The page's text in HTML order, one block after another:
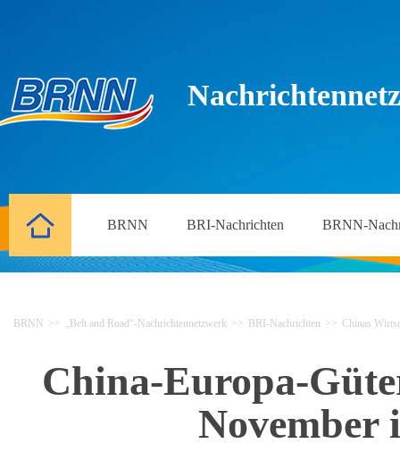
BRNN BRI-Nachrichten BRNN-
BRNN >> „Belt and Road“-Nachrichtennetzwerk >> BRI-Nachrichten >> Chinas
China-Europa-
November